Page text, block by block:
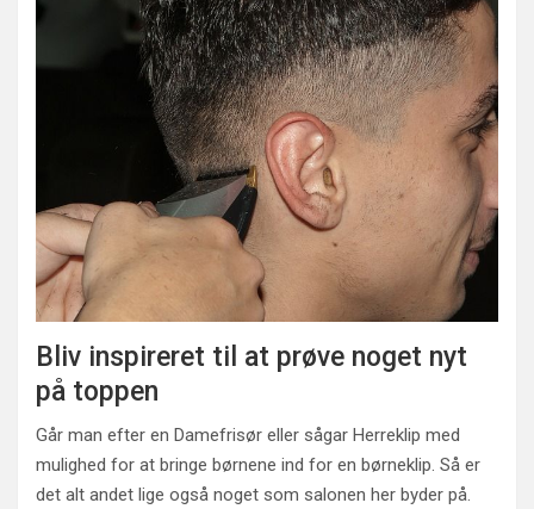
Bliv inspireret til at prøve noget nyt
på toppen
Går man efter en Damefrisør eller sågar Herreklip med
mulighed for at bringe børnene ind for en børneklip. Så er
det alt andet lige også noget som salonen her byder på.